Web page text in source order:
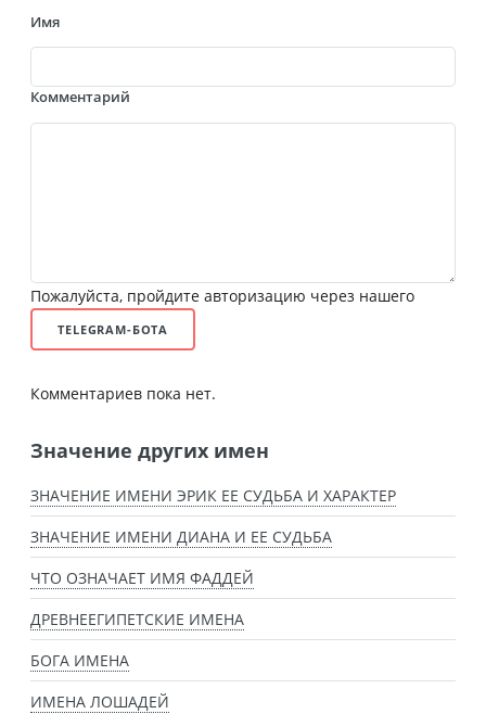
Имя
Комментарий
Пожалуйста, пройдите авторизацию через нашего
TELEGRAM-БОТА
Комментариев пока нет.
Значение других имен
ЗНАЧЕНИЕ ИМЕНИ ЭРИК ЕЕ СУДЬБА И ХАРАКТЕР
ЗНАЧЕНИЕ ИМЕНИ ДИАНА И ЕЕ СУДЬБА
ЧТО ОЗНАЧАЕТ ИМЯ ФАДДЕЙ
ДРЕВНЕЕГИПЕТСКИЕ ИМЕНА
БОГА ИМЕНА
ИМЕНА ЛОШАДЕЙ